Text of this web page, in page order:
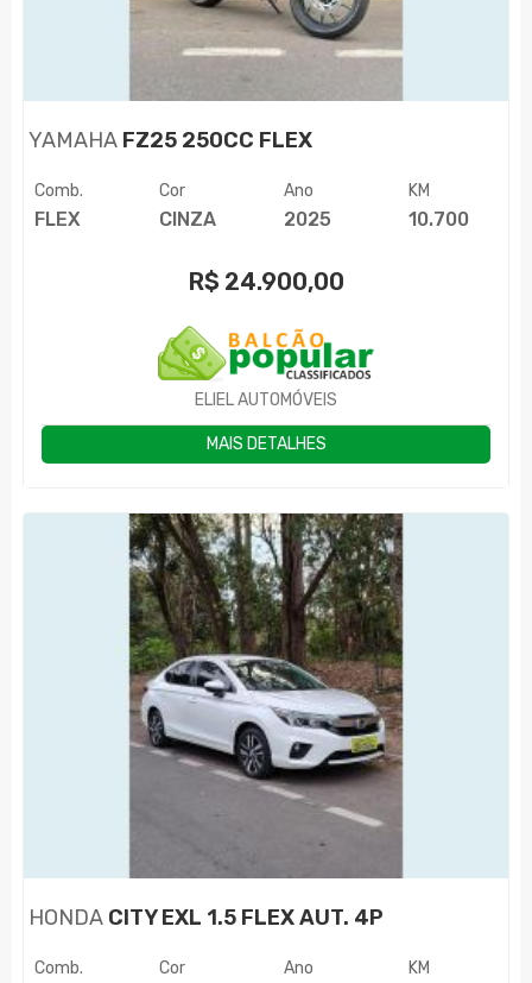
YAMAHA FZ25 250CC FLEX
Comb.
FLEX
Cor
CINZA
Ano
2025
KM
10.700
R$ 24.900,00
ELIEL AUTOMÓVEIS
MAIS DETALHES
HONDA CITY EXL 1.5 FLEX AUT. 4P
Comb. Cor Ano KM